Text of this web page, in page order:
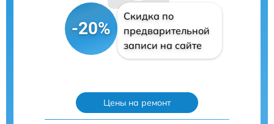
-20%
Скидка по
предварительной
записи на сайте
Цены на ремонт